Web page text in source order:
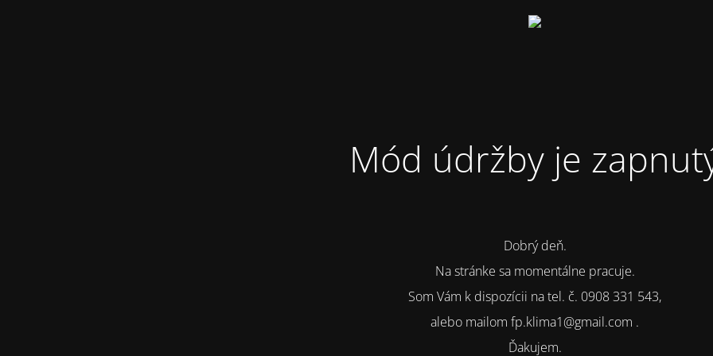
Mód údržby je
Dobrý deň.
Na stránke sa momentálne pracuje.
Som Vám k dispozícii na tel. č. 0908 331 543,
alebo mailom fp.klima1@gmail.com .
Ďakujem.